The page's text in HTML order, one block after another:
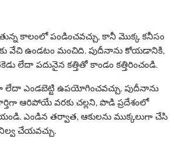
కాలంలో పండించవచ్చు, కానీ మొక్క కనీసం
వేచి ఉండటం మంచిది. పుదీనాను కోయడానికి,
లేదా పదునైన కత్తితో కాండం కత్తిరించండి.
ఎండబెట్టి ఉపయోగించవచ్చు. పుదీనాను
ఆరిపోయే వరకు చల్లని, పొడి ప్రదేశంలో
ఎండిన తర్వాత, ఆకులను ముక్కలుగా చేసి
చేయవచ్చు.